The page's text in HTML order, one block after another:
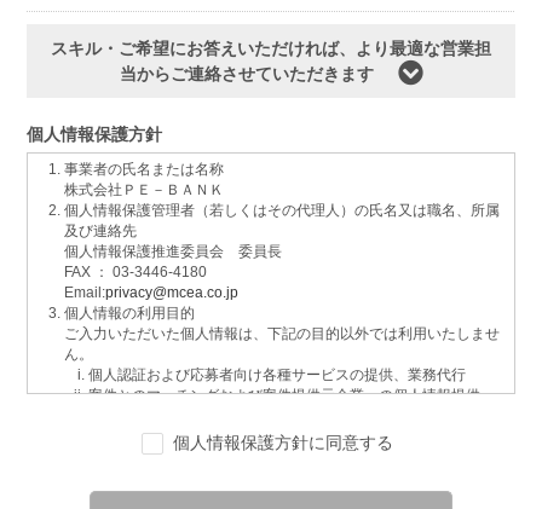
スキル・ご希望にお答えいただければ、より最適な営業担
当からご連絡させていただきます
個人情報保護方針
事業者の氏名または名称
株式会社ＰＥ－ＢＡＮＫ
個人情報保護管理者（若しくはその代理人）の氏名又は職名、所属
及び連絡先
個人情報保護推進委員会 委員長
FAX ： 03-3446-4180
Email:privacy@mcea.co.jp
個人情報の利用目的
ご入力いただいた個人情報は、下記の目的以外では利用いたしませ
ん。
個人認証および応募者向け各種サービスの提供、業務代行
案件とのマッチングおよび案件提供元企業への個人情報提供
サービスに関するご意見、お問い合わせへの回答
ご要望の分析、各種統計データの算出と分析
当社運営のウェブサイト訪問前にクリックされている広告の情
個人情報保護方針に同意する